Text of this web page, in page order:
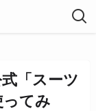
「スーツ
てみ